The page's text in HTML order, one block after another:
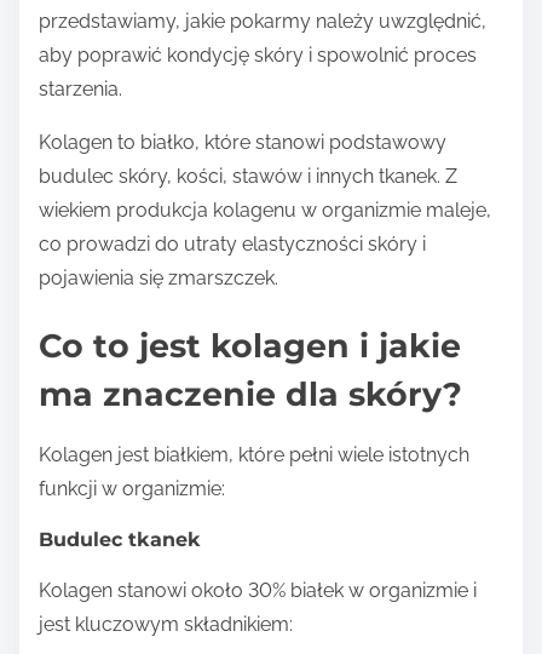
przedstawiamy, jakie pokarmy należy uwzględnić,
aby poprawić kondycję skóry i spowolnić proces
starzenia.
Kolagen to białko, które stanowi podstawowy
budulec skóry, kości, stawów i innych tkanek. Z
wiekiem produkcja kolagenu w organizmie maleje,
co prowadzi do utraty elastyczności skóry i
pojawienia się zmarszczek.
Co to jest kolagen i jakie
ma znaczenie dla skóry?
Kolagen jest białkiem, które pełni wiele istotnych
funkcji w organizmie:
Budulec tkanek
Kolagen stanowi około 30% białek w organizmie i
jest kluczowym składnikiem: